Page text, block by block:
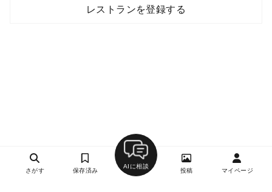
レストランを登録する
さがす 保存済み
AIに相談
投稿 マイページ